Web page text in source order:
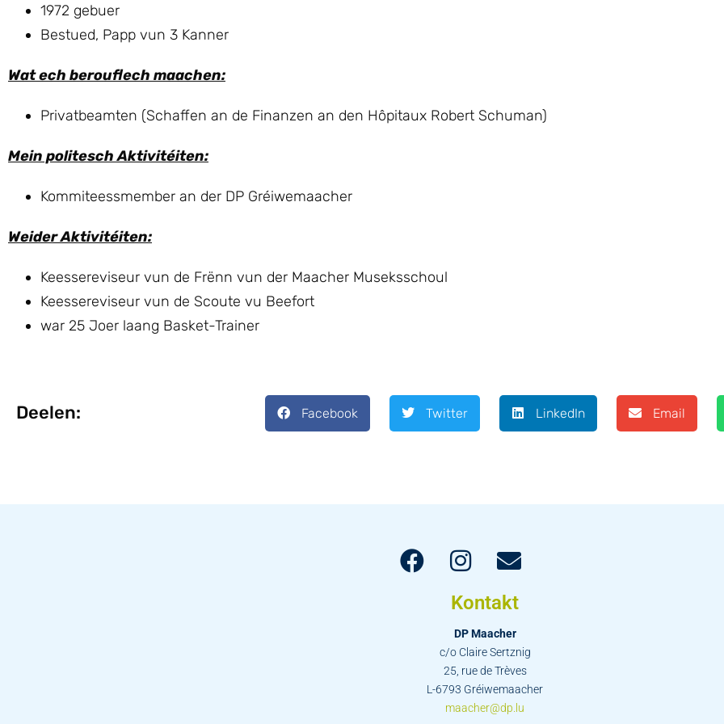
1972 gebuer
Bestued, Papp vun 3 Kanner
Wat ech berouflech maachen:
Privatbeamten (Schaffen an de Finanzen an den Hôpitaux Robert Schuman)
Mein politesch Aktivitéiten:
Kommiteessmember an der DP Gréiwemaacher
Weider Aktivitéiten:
Keessereviseur vun de Frënn vun der Maacher Museksschoul
Keessereviseur vun de Scoute vu Beefort
war 25 Joer laang Basket-Trainer
Deelen: Facebook Twitter LinkedIn Email
Kontakt
DP Maacher
c/o Claire Sertznig
25, rue de Trèves
L-6793 Gréiwemaacher
maacher@dp.lu